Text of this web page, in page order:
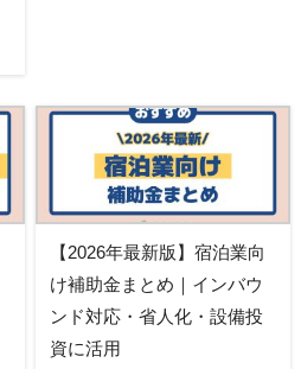
【2026年最新版】宿泊業向
け補助金まとめ｜インバウ
ンド対応・省人化・設備投
資に活用